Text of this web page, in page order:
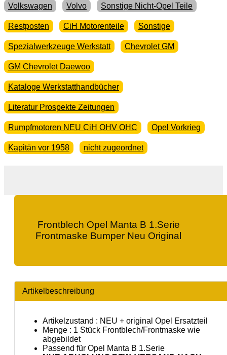
Volkswagen Volvo Sonstige Nicht-Opel Teile
Restposten CiH Motorenteile Sonstige
Spezialwerkzeuge Werkstatt Chevrolet GM
GM Chevrolet Daewoo
Kataloge Werkstatthandbücher
Literatur Prospekte Zeitungen
Rumpfmotoren NEU CiH OHV OHC Opel Vorkrieg
Kapitän vor 1958 nicht zugeordnet
Frontblech Opel Manta B 1.Serie
Frontmaske Bumper Neu Original
Artikelbeschreibung
Artikelzustand : NEU + original Opel Ersatzteil
Menge : 1 Stück Frontblech/Frontmaske wie
abgebildet
Passend für Opel Manta B 1.Serie